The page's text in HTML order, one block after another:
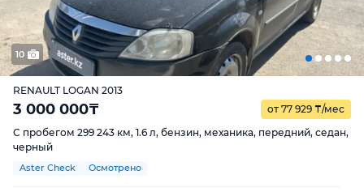
10
RENAULT LOGAN 2013
3 000 000₸ от 77 929 ₸/мес
С пробегом 299 243 км, 1.6 л, бензин, механика, передний, седан,
черный
Aster Check Осмотрено